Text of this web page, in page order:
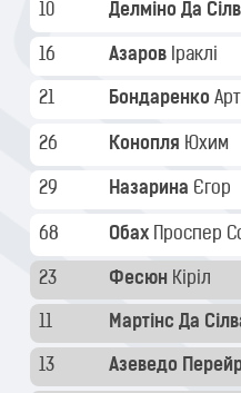
10 Делміно Да
16 Азаров Іраклі
21 Бондаренко
26 Конопля Юхим
29 Назарина Єгор
68 Обах Проспер
23 Фесюн Кіріл
11 Мартінс Да
13 Азеведо